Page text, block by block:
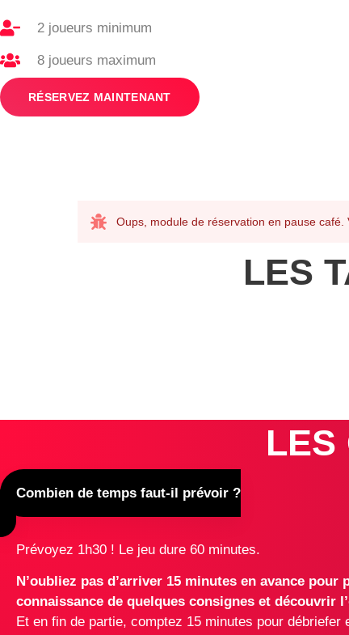
2 joueurs minimum
8 joueurs maximum
RÉSERVEZ MAINTENANT
Oups, module de réservation en pause café.
LES
LES
Combien de temps faut-il prévoir ?
Prévoyez 1h30 ! Le jeu dure 60 minutes.
N’oubliez pas d’arriver 15 minutes en avance
connaissance de quelques consignes et découvrir
Et en fin de partie, comptez 15 minutes pour débriefer